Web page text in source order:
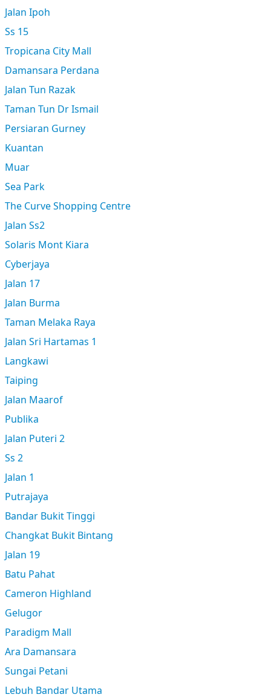
Jalan Ipoh
Ss 15
Tropicana City Mall
Damansara Perdana
Jalan Tun Razak
Taman Tun Dr Ismail
Persiaran Gurney
Kuantan
Muar
Sea Park
The Curve Shopping Centre
Jalan Ss2
Solaris Mont Kiara
Cyberjaya
Jalan 17
Jalan Burma
Taman Melaka Raya
Jalan Sri Hartamas 1
Langkawi
Taiping
Jalan Maarof
Publika
Jalan Puteri 2
Ss 2
Jalan 1
Putrajaya
Bandar Bukit Tinggi
Changkat Bukit Bintang
Jalan 19
Batu Pahat
Cameron Highland
Gelugor
Paradigm Mall
Ara Damansara
Sungai Petani
Lebuh Bandar Utama